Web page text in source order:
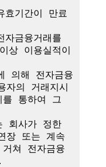
기간이 만료
금융거래를
상 이용실적이
의해 전자금융
자의 거래지시
통하여 그
회사가 정한
장 또는 계속
쳐 전자금융